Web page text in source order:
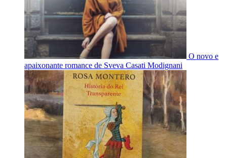
O novo e
apaixonante romance de Sveva Casati Modignani